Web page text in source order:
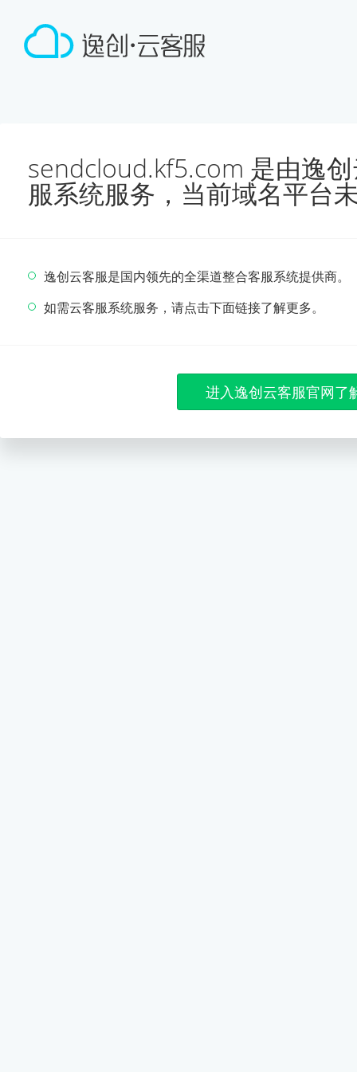
sendcloud.kf5.com 是由逸
服系统服务，当前域名平台
逸创云客服是国内领先的全渠道整合客服系统提供商。
如需云客服系统服务，请点击下面链接了解更多。
进入逸创云客服官网了